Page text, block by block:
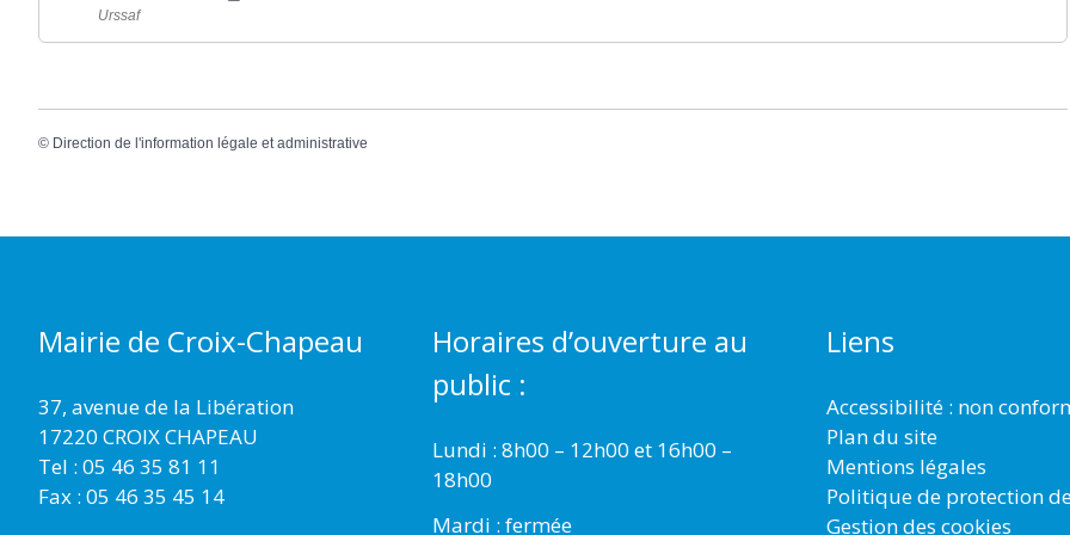
Urssaf
© Direction de l'information légale et administrative
Mairie de Croix-Chapeau
37, avenue de la Libération
17220 CROIX CHAPEAU
Tel : 05 46 35 81 11
Fax : 05 46 35 45 14
Horaires d’ouverture au
public :
Lundi : 8h00 – 12h00 et 16h00 –
18h00
Mardi : fermée
Liens
Accessibilité : non
Plan du site
Mentions légales
Politique de protection
Gestion des cookies